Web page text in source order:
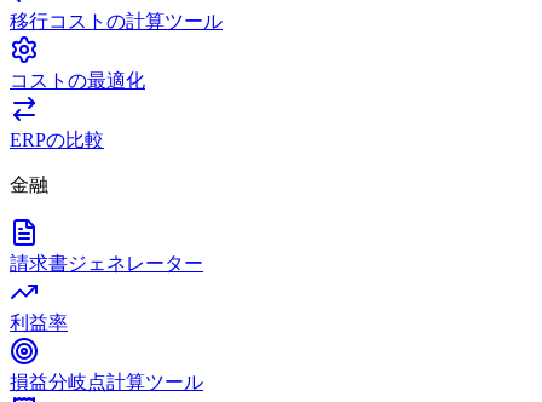
移行コストの計算ツール
コストの最適化
ERPの比較
金融
請求書ジェネレーター
利益率
損益分岐点計算ツール